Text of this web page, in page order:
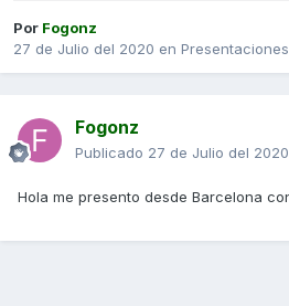
Por Fogonz
27 de Julio del 2020 en
Fogonz
Publicado 27 de Julio del 2020
Hola me presento desde Barcelona